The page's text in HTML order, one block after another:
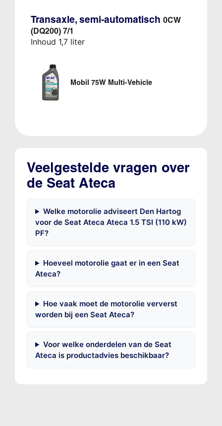
Transaxle, semi-automatisch 0CW
(DQ200) 7/1
Inhoud 1,7 liter
Mobil 75W Multi-Vehicle
Veelgestelde vragen over
de Seat Ateca
Welke motorolie adviseert Den Hartog
voor de Seat Ateca Ateca 1.5 TSI (110 kW)
PF?
Hoeveel motorolie gaat er in een Seat
Ateca?
Hoe vaak moet de motorolie ververst
worden bij een Seat Ateca?
Voor welke onderdelen van de Seat
Ateca is productadvies beschikbaar?